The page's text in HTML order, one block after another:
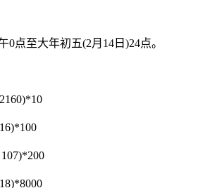
0点至大年初五(2月14日)24点。